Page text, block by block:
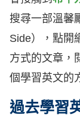
搜尋一部溫馨
Side），點開
方式的文章，
個學習英文的
過去學習